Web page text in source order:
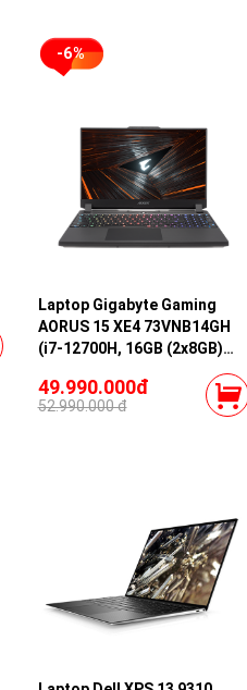
-6%
Laptop Gigabyte Gaming
AORUS 15 XE4 73VNB14GH
(i7-12700H, 16GB (2x8GB)
SSD, 15.6" QHD IPS 165Hz,
NVIDIA GeForce RTX 3070Ti
49.990.000đ
52.990.000 đ